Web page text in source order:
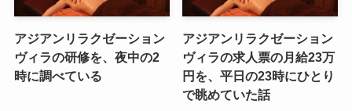
アジアンリラクゼーション
ヴィラの研修を、夜中の2
時に調べている
アジアンリラクゼーション
ヴィラの求人票の月給23万
円を、平日の23時にひとり
で眺めていた話